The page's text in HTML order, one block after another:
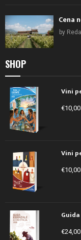
Cena
by
SHOP
Vini
€10,00
Vini
€10,00
€24,00